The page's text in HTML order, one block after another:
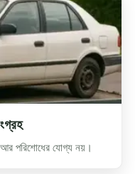
আর পরিশোধের যোগ্য নয়।